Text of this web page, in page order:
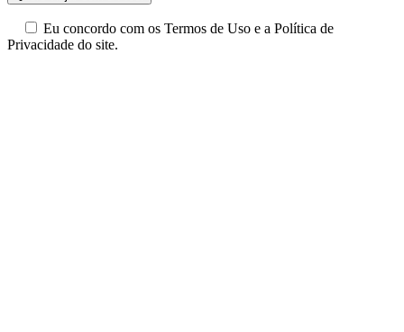
Eu concordo com os Termos de Uso e a Política de
Privacidade do site.